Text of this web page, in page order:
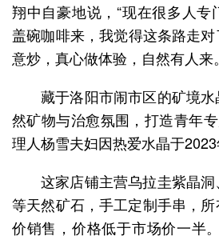
翔中自豪地说，“现在很多人专
盖碗咖啡来，我觉得这条路走
意炒，真心做体验，自然有人来
藏于洛阳市闹市区的矿境
然矿物与治愈氛围，打造青年
理人杨雪夫妇因热爱水晶于2023
这家店铺主营乌拉圭紫晶
等天然矿石，手工定制手串，
价销售，价格低于市场价一半